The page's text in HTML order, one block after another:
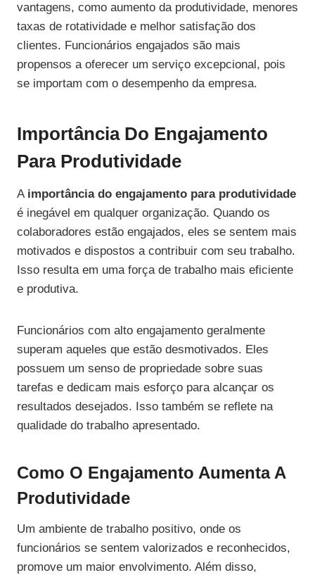
vantagens, como aumento da produtividade, menores
taxas de rotatividade e melhor satisfação dos
clientes. Funcionários engajados são mais
propensos a oferecer um serviço excepcional, pois
se importam com o desempenho da empresa.
Importância Do Engajamento
Para Produtividade
A importância do engajamento para produtividade
é inegável em qualquer organização. Quando os
colaboradores estão engajados, eles se sentem mais
motivados e dispostos a contribuir com seu trabalho.
Isso resulta em uma força de trabalho mais eficiente
e produtiva.
Funcionários com alto engajamento geralmente
superam aqueles que estão desmotivados. Eles
possuem um senso de propriedade sobre suas
tarefas e dedicam mais esforço para alcançar os
resultados desejados. Isso também se reflete na
qualidade do trabalho apresentado.
Como O Engajamento Aumenta A
Produtividade
Um ambiente de trabalho positivo, onde os
funcionários se sentem valorizados e reconhecidos,
promove um maior envolvimento. Além disso,